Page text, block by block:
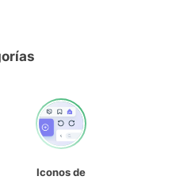
Iconos de